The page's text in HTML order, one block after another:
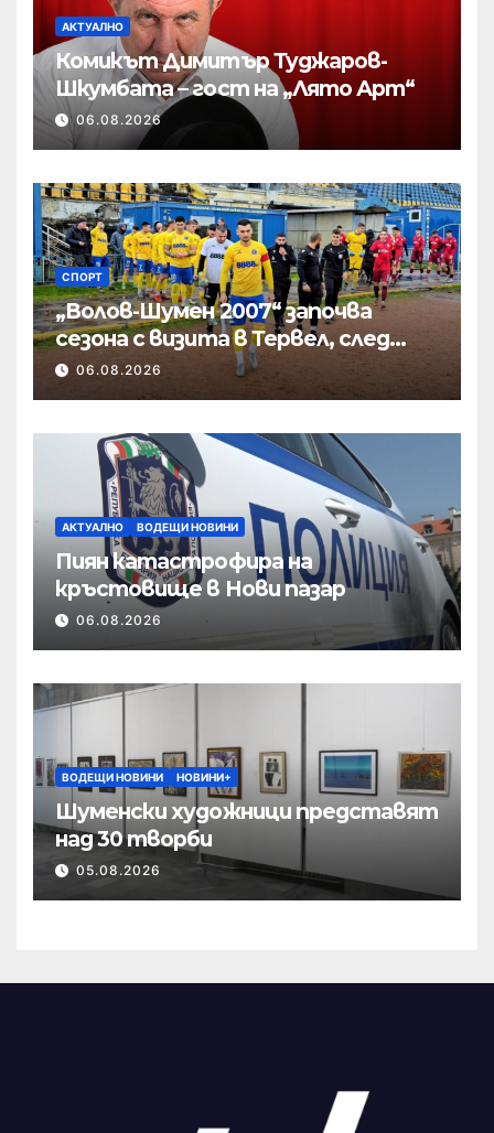
АКТУАЛНО
Комикът Димитър Туджаров-
Шкумбата – гост на „Лято Арт“
06.08.2026
СПОРТ
„Волов-Шумен 2007“ започва
сезона с визита в Тервел, след
това приема новак
06.08.2026
АКТУАЛНО ВОДЕЩИ НОВИНИ
Пиян катастрофира на
кръстовище в Нови пазар
06.08.2026
ВОДЕЩИ НОВИНИ НОВИНИ+
Шуменски художници представят
над 30 творби
05.08.2026